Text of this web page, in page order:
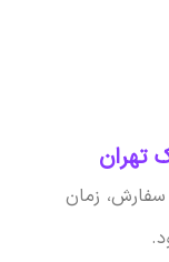
زمان